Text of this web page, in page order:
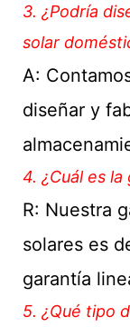
3. ¿Podría
solar
A:
diseñar y
4. ¿Cuál es
R: Nuestra
solares es
garantía
5. ¿Qué tipo